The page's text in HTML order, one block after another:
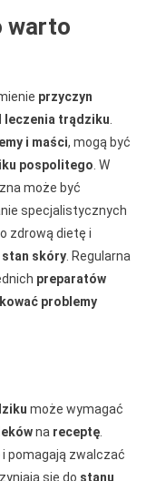
warto
przyczyn
leczenia trądziku
i maści, mogą być
pospolitego . W
może być
specjalistycznych
zdrową dietę i
stan skóry. Regularna
preparatów
problemy
może wymagać
lekówna receptę.
i pomagają zwalczać
się do stanu